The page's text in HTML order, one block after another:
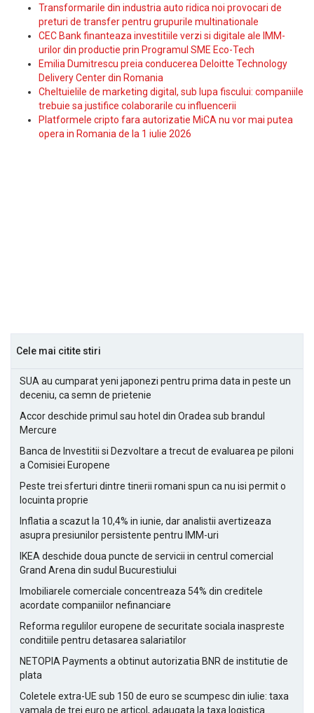
Transformarile din industria auto ridica noi provocari de
preturi de transfer pentru grupurile multinationale
CEC Bank finanteaza investitiile verzi si digitale ale IMM-
urilor din productie prin Programul SME Eco-Tech
Emilia Dumitrescu preia conducerea Deloitte Technology
Delivery Center din Romania
Cheltuielile de marketing digital, sub lupa fiscului: companiile
trebuie sa justifice colaborarile cu influencerii
Platformele cripto fara autorizatie MiCA nu vor mai putea
opera in Romania de la 1 iulie 2026
Cele mai citite stiri
SUA au cumparat yeni japonezi pentru prima data in peste un
deceniu, ca semn de prietenie
Accor deschide primul sau hotel din Oradea sub brandul
Mercure
Banca de Investitii si Dezvoltare a trecut de evaluarea pe piloni
a Comisiei Europene
Peste trei sferturi dintre tinerii romani spun ca nu isi permit o
locuinta proprie
Inflatia a scazut la 10,4% in iunie, dar analistii avertizeaza
asupra presiunilor persistente pentru IMM-uri
IKEA deschide doua puncte de servicii in centrul comercial
Grand Arena din sudul Bucurestiului
Imobiliarele comerciale concentreaza 54% din creditele
acordate companiilor nefinanciare
Reforma regulilor europene de securitate sociala inaspreste
conditiile pentru detasarea salariatilor
NETOPIA Payments a obtinut autorizatia BNR de institutie de
plata
Coletele extra-UE sub 150 de euro se scumpesc din iulie: taxa
vamala de trei euro pe articol, adaugata la taxa logistica